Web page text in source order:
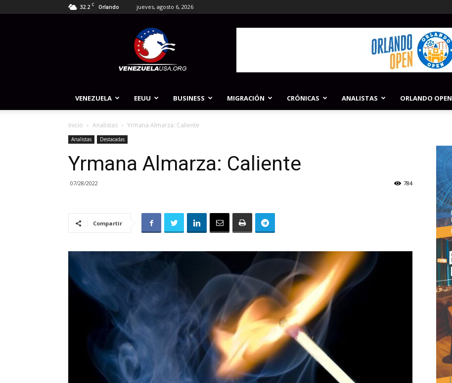
32.2 C Orlando jueves, agosto 6, 2026
Venezuela
USA
VENEZUELA EEUU BUSINESS MIGRACIÓN CRÓNICAS ANALISTAS ORLANDO OPEN
Inicio Analistas Yrmana Almarza: Caliente
Analistas Destacadas
Yrmana Almarza: Caliente
07/28/2022 784
Compartir